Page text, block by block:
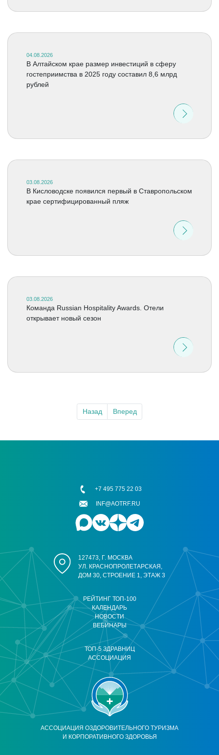
04.08.2026
В Алтайском крае размер инвестиций в сферу
гостеприимства в 2025 году составил 8,6 млрд
рублей
03.08.2026
В Кисловодске появился первый в Ставропольском
крае сертифицированный пляж
03.08.2026
Команда Russian Hospitality Awards. Отели
открывает новый сезон
Назад Вперед
АССОЦИАЦИЯ ОЗДОРОВИТЕЛЬНОГО ТУРИЗМА
И КОРПОРАТИВНОГО ЗДОРОВЬЯ
РЕЙТИНГ ТОП-100
КАЛЕНДАРЬ
НОВОСТИ
ВЕБИНАРЫ
ТОП-5 ЗДРАВНИЦ
АССОЦИАЦИЯ
127473, Г. МОСКВА
УЛ. КРАСНОПРОЛЕТАРСКАЯ,
ДОМ 30, СТРОЕНИЕ 1, ЭТАЖ 3
+7 495 775 22 03
INF@AOTRF.RU